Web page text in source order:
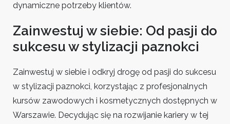
dynamiczne potrzeby klientów.
Zainwestuj w siebie: Od pasji do
sukcesu w stylizacji paznokci
Zainwestuj w siebie i odkryj drogę od pasji do sukcesu
w stylizacji paznokci, korzystając z profesjonalnych
kursów zawodowych i kosmetycznych dostępnych w
Warszawie. Decydując się na rozwijanie kariery w tej